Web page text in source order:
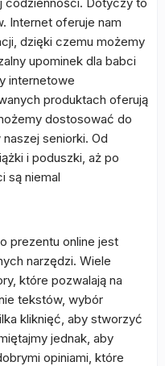
Internet oferuje nam
dzięki czemu możemy
upominek dla babci
internetowe
produktach oferują
dostosować do
seniorki. Od
i poduszki, aż po
są niemal
prezentu online jest
narzędzi. Wiele
które pozwalają na
tekstów, wybór
kliknięć, aby stworzyć
jednak, aby
opiniami, które